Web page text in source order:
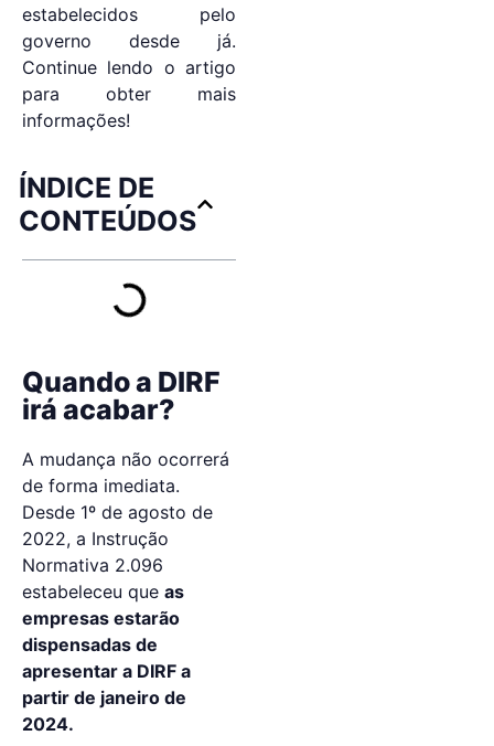
estabelecidos pelo
governo desde já.
Continue lendo o artigo
para obter mais
informações!
ÍNDICE DE
CONTEÚDOS
Quando a DIRF
irá acabar?
A mudança não ocorrerá
de forma imediata.
Desde 1º de agosto de
2022, a Instrução
Normativa 2.096
estabeleceu que as
empresas estarão
dispensadas de
apresentar a DIRF a
partir de janeiro de
2024.